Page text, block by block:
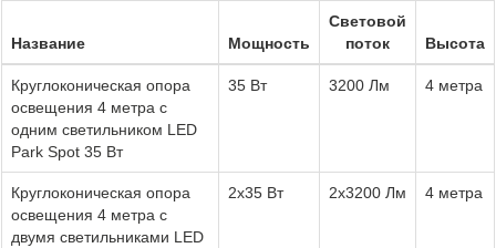
Название Мощность
Световой
поток
Высота
Круглоконическая опора
освещения 4 метра с
одним светильником LED
Park Spot 35 Вт
35 Вт 3200 Лм 4 метра
Круглоконическая опора
освещения 4 метра с
двумя светильниками LED
2x35 Вт 2х3200 Лм 4 метра